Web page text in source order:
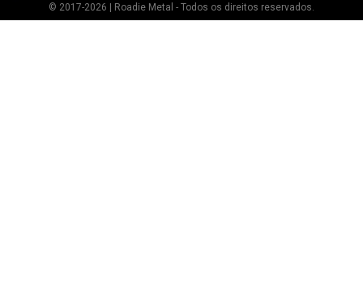
© 2017-2026 | Roadie Metal - Todos os direitos reservados.